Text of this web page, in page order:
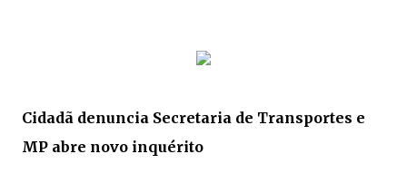
Cidadã denuncia Secretaria de Transportes e
MP abre novo inquérito